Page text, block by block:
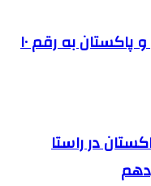
افزایش حجم تجارت بین ایران و پاکستان به رقم ۱۰
در راستا